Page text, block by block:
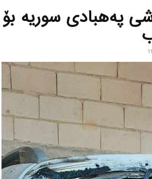
په‌هبادی سوریه بۆ